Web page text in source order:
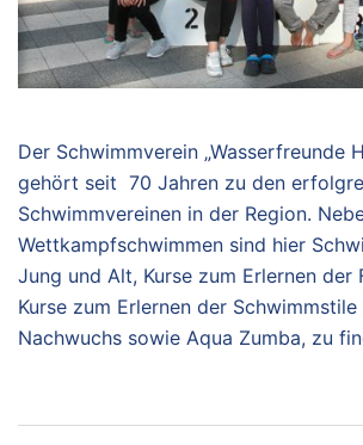
Der Schwimmverein „Wasserfreunde
gehört seit 70 Jahren zu den
Schwimmvereinen in der Region.
Wettkampfschwimmen sind hier
Jung und Alt, Kurse zum Erlernen der
Kurse zum Erlernen der
Nachwuchs sowie Aqua Zumba, zu